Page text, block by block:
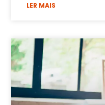
LER MAIS